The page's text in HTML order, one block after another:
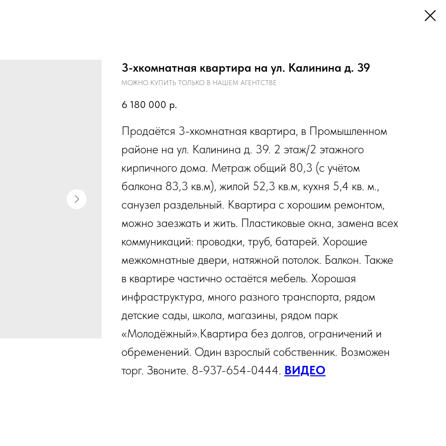
3-хкомнатная квартира на ул. Калинина д. 39
МОЖНО КУПИТЬ ТОЛЬКО В НАШЕМ АГЕНТСТВЕ
6 180 000 р.
Продаётся 3-хкомнатная квартира, в Промышленном
районе на ул. Калинина д. 39. 2 этаж/2 этажного
кирпичного дома. Метраж общий 80,3 (с учётом
балкона 83,3 кв.м), жилой 52,3 кв.м, кухня 5,4 кв. м.,
санузел раздельный. Квартира с хорошим ремонтом,
можно заезжать и жить. Пластиковые окна, замена всех
коммуникаций: проводки, труб, батарей. Хорошие
межкомнатные двери, натяжной потолок. Балкон. Также
в квартире частично остаётся мебель. Хорошая
инфраструктура, много разного транспорта, рядом
детские сады, школа, магазины, рядом парк
«Молодёжный».Квартира без долгов, ограничений и
обременений. Один взрослый собственник. Возможен
торг. Звоните. 8-937-654-0444. ВИДЕО